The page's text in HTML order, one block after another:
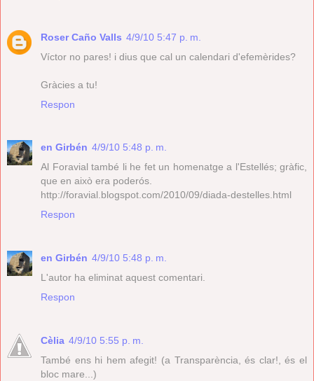
Roser Caño Valls 4/9/10 5:47 p. m.
Víctor no pares! i dius que cal un calendari d'efemèrides?
Gràcies a tu!
Respon
en Girbén 4/9/10 5:48 p. m.
Al Foravial també li he fet un homenatge a l'Estellés; gràfic,
que en això era poderós.
http://foravial.blogspot.com/2010/09/diada-destelles.html
Respon
en Girbén 4/9/10 5:48 p. m.
L'autor ha eliminat aquest comentari.
Respon
Cèlia 4/9/10 5:55 p. m.
També ens hi hem afegit! (a Transparència, és clar!, és el
bloc mare...)